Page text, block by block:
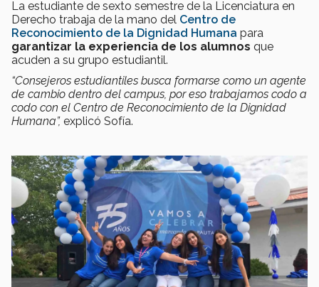
La estudiante de sexto semestre de la Licenciatura en
Derecho trabaja de la mano del Centro de
Reconocimiento de la Dignidad Humana para
garantizar la experiencia de los alumnos que
acuden a su grupo estudiantil.
“Consejeros estudiantiles busca formarse como un agente
de cambio dentro del campus, por eso trabajamos codo a
codo con el Centro de Reconocimiento de la Dignidad
Humana”, explicó Sofía.